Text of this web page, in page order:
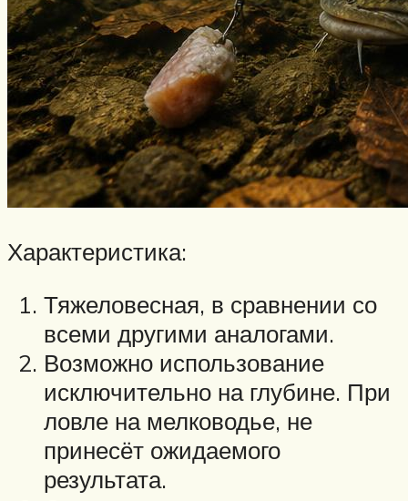
Характеристика:
Тяжеловесная, в сравнении со
всеми другими аналогами.
Возможно использование
исключительно на глубине. При
ловле на мелководье, не
принесёт ожидаемого
результата.